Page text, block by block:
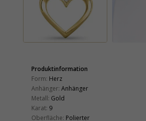
Produktinformation
Form: Herz
Anhänger: Anhänger
Metall: Gold
Karat: 9
Oberfläche: Polierter